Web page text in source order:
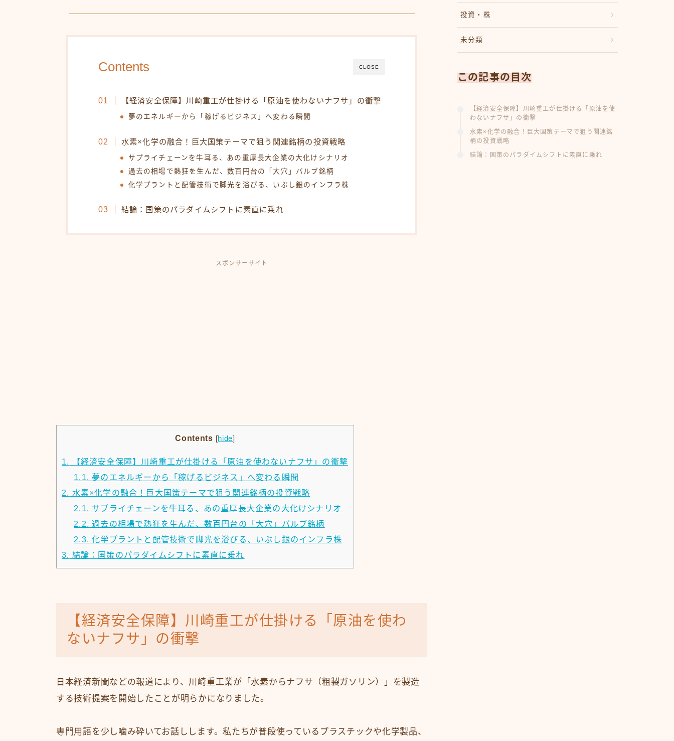
CLOSE
Contents
【経済安全保障】川崎重工が仕掛ける「原油を使わないナフサ」の衝撃
夢のエネルギーから「稼げるビジネス」へ変わる瞬間
水素×化学の融合！巨大国策テーマで狙う関連銘柄の投資戦略
サプライチェーンを牛耳る、あの重厚長大企業の大化けシナリオ
過去の相場で熱狂を生んだ、数百円台の「大穴」バルブ銘柄
化学プラントと配管技術で脚光を浴びる、いぶし銀のインフラ株
結論：国策のパラダイムシフトに素直に乗れ
スポンサーサイト
Contents [hide]
1.
【経済安全保障】川崎重工が仕掛ける「原油を使わないナフサ」の衝撃
1.1. 夢のエネルギーから「稼げるビジネス」へ変わる瞬間
2. 水素×化学の融合！巨大国策テーマで狙う関連銘柄の投資戦略
2.1. サプライチェーンを牛耳る、あの重厚長大企業の大化けシナリオ
2.2. 過去の相場で熱狂を生んだ、数百円台の「大穴」バルブ銘柄
2.3. 化学プラントと配管技術で脚光を浴びる、いぶし銀のインフラ株
3. 結論：国策のパラダイムシフトに素直に乗れ
【経済安全保障】川崎重工が仕掛ける「原油を使わ
ないナフサ」の衝撃
日本経済新聞などの報道により、川崎重工業が「水素からナフサ（粗製ガソリン）」を製造
する技術提案を開始したことが明らかになりました。
専門用語を少し噛み砕いてお話しします。私たちが普段使っているプラスチックや化学製品、
投資・株
未分類
この記事の目次
【経済安全保障】川崎重工が仕掛ける「原油を使
わないナフサ」の衝撃
水素×化学の融合！巨大国策テーマで狙う関連銘
柄の投資戦略
結論：国策のパラダイムシフトに素直に乗れ